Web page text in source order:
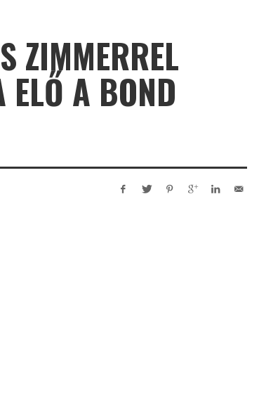
ZIMMERREL
ELŐ A BOND